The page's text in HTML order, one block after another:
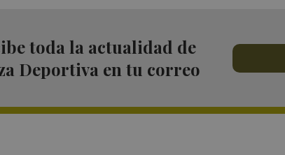
toda la actualidad de
Deportiva en tu correo